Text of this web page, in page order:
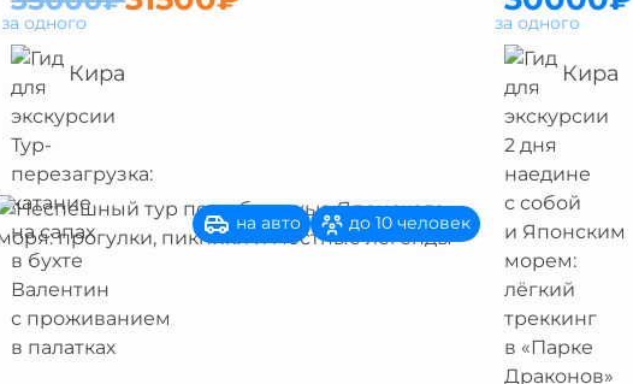
за одного
Кира
за одного
Кира
на авто до 10 человек